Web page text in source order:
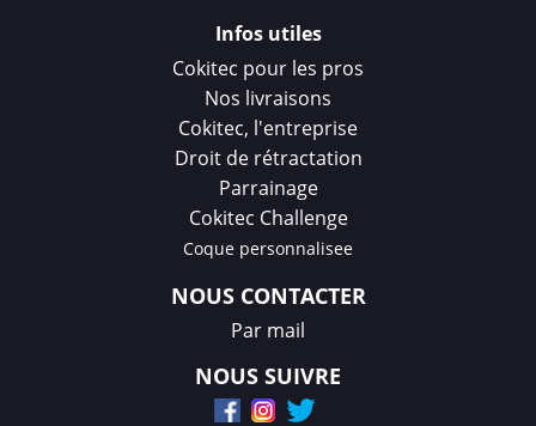
Infos utiles
Cokitec pour les pros
Nos livraisons
Cokitec, l'entreprise
Droit de rétractation
Parrainage
Cokitec Challenge
Coque personnalisee
NOUS CONTACTER
Par mail
NOUS SUIVRE